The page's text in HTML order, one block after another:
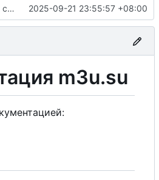
Удалён старый адрес 2025-09-21 23:55:57 +08:00
m3u.su